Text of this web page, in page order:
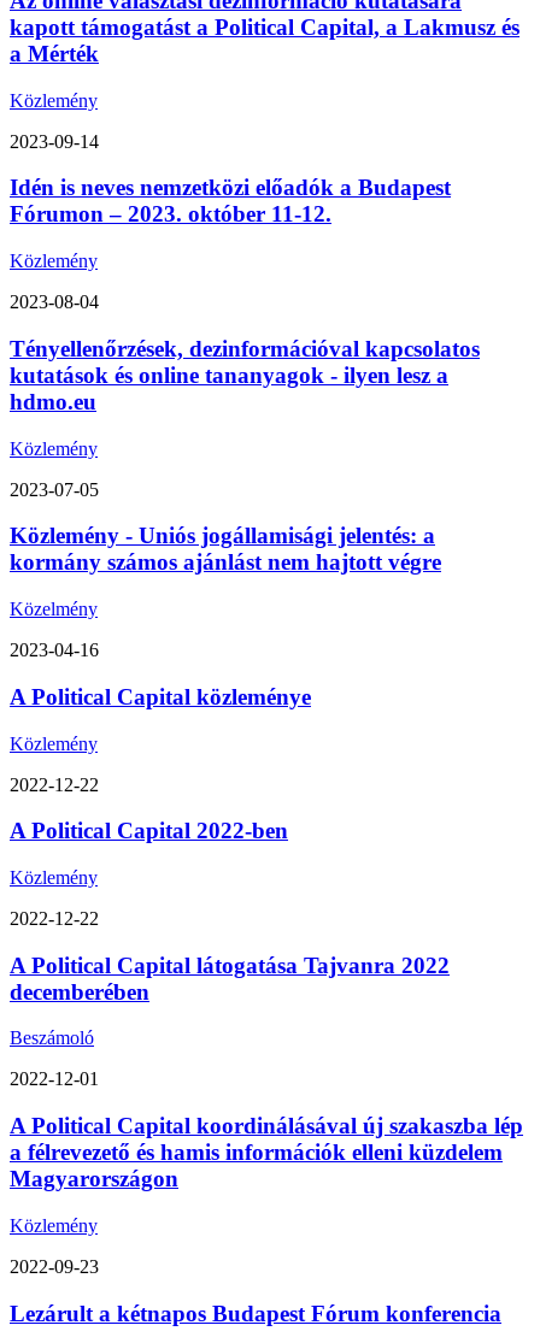
kapott támogatást a Political Capital, a Lakmusz és
a Mérték
Közlemény
2023-09-14
Idén is neves nemzetközi előadók a Budapest
Fórumon – 2023. október 11-12.
Közlemény
2023-08-04
Tényellenőrzések, dezinformációval kapcsolatos
kutatások és online tananyagok - ilyen lesz a
hdmo.eu
Közlemény
2023-07-05
Közlemény - Uniós jogállamisági jelentés: a
kormány számos ajánlást nem hajtott végre
Közelmény
2023-04-16
A Political Capital közleménye
Közlemény
2022-12-22
A Political Capital 2022-ben
Közlemény
2022-12-22
A Political Capital látogatása Tajvanra 2022
decemberében
Beszámoló
2022-12-01
A Political Capital koordinálásával új szakaszba lép
a félrevezető és hamis információk elleni küzdelem
Magyarországon
Közlemény
2022-09-23
Lezárult a kétnapos Budapest Fórum konferencia